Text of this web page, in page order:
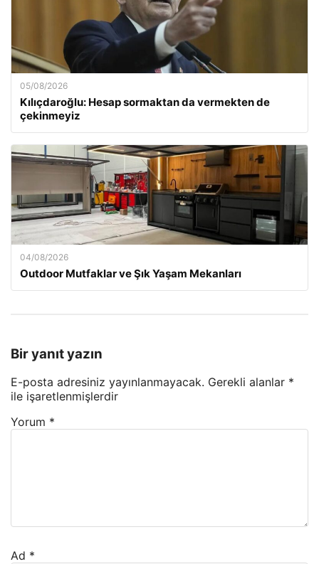
05/08/2026
Kılıçdaroğlu: Hesap sormaktan da vermekten de
çekinmeyiz
04/08/2026
Outdoor Mutfaklar ve Şık Yaşam Mekanları
Bir yanıt yazın
E-posta adresiniz yayınlanmayacak. Gerekli alanlar *
ile işaretlenmişlerdir
Yorum *
Ad *